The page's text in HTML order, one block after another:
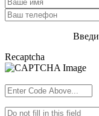
Recaptcha